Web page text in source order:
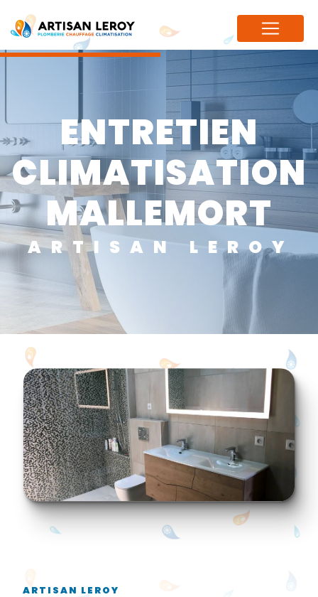
ENTRETIEN
CLIMATISATION
MALLEMORT
ARTISAN LEROY
ARTISAN LEROY